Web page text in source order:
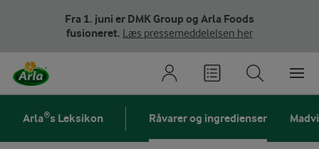
Fra 1. juni er DMK Group og Arla Foods
fusioneret. Læs pressemeddelelsen her
Arla®s Leksikon Råvarer og ingredienser